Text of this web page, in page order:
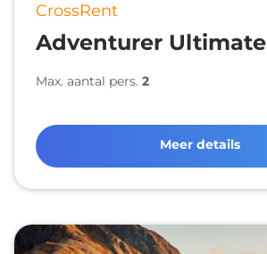
CrossRent
Adventurer Ultimate
Max. aantal pers. 2
Meer details